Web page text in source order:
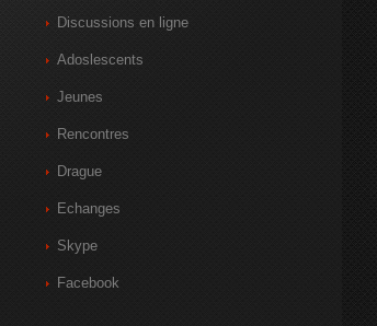
Discussions en ligne
Adoslescents
Jeunes
Rencontres
Drague
Echanges
Skype
Facebook